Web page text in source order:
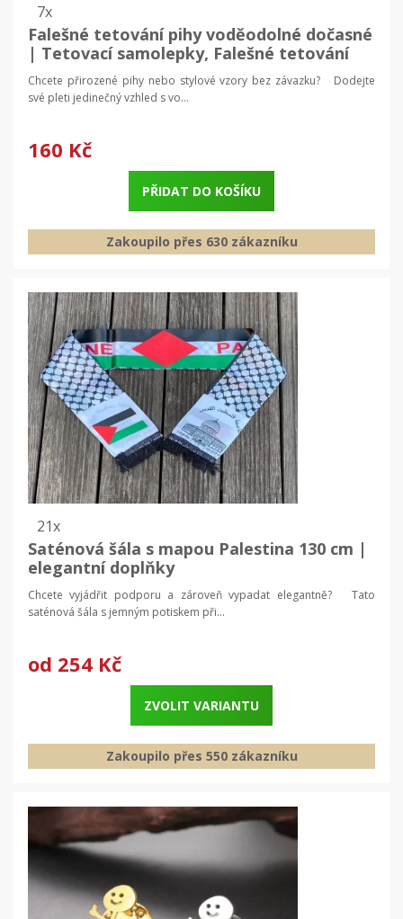
7x
Falešné tetování pihy voděodolné dočasné
| Tetovací samolepky, Falešné tetování
Chcete přirozené pihy nebo stylové vzory bez závazku? Dodejte
své pleti jedinečný vzhled s vo...
160 Kč
PŘIDAT DO KOŠÍKU
Zakoupilo přes 630 zákazníku
21x
Saténová šála s mapou Palestina 130 cm |
elegantní doplňky
Chcete vyjádřit podporu a zároveň vypadat elegantně? Tato
saténová šála s jemným potiskem při...
od 254 Kč
ZVOLIT VARIANTU
Zakoupilo přes 550 zákazníku